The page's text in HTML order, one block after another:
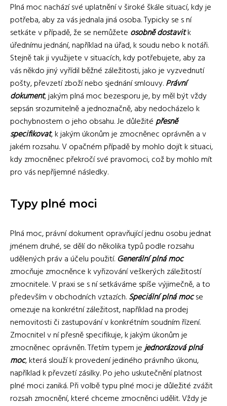
Plná moc nachází své uplatnění v široké škále situací, kdy je
potřeba, aby za vás jednala jiná osoba. Typicky se s ní
setkáte v případě, že se nemůžete osobně dostavitk
úřednímu jednání, například na úřad, k soudu nebo k notáři.
Stejně tak ji využijete v situacích, kdy potřebujete, aby za
vás někdo jiný vyřídil běžné záležitosti, jako je vyzvednutí
pošty, převzetí zboží nebo sjednání smlouvy.Právní
dokument, jakým plná moc bezesporu je, by měl být vždy
sepsán srozumitelně a jednoznačně, aby nedocházelo k
pochybnostem o jeho obsahu. Je důležitépřesně
specifikovat, k jakým úkonům je zmocněnec oprávněn a v
jakém rozsahu. V opačném případě by mohlo dojít k situaci,
kdy zmocněnec překročí své pravomoci, což by mohlo mít
pro vás nepříjemné následky.
Typy plné moci
Plná moc, právní dokument opravňující jednu osobu jednat
jménem druhé, se dělí do několika typů podle rozsahu
udělených práv a účelu použití. Generální plná moc
zmocňuje zmocněnce k vyřizování veškerých záležitostí
zmocnitele. V praxi se s ní setkáváme spíše výjimečně, a to
především v obchodních vztazích.Speciální plná mocse
omezuje na konkrétní záležitost, například na prodej
nemovitosti či zastupování v konkrétním soudním řízení.
Zmocnitel v ní přesně specifikuje, k jakým úkonům je
zmocněnec oprávněn. Třetím typem jejednorázová plná
moc, která slouží k provedení jediného právního úkonu,
například k převzetí zásilky. Po jeho uskutečnění platnost
plné moci zaniká. Při volbě typu plné moci je důležité zvážit
rozsah zmocnění, které chceme zmocněnci udělit. Vždy je